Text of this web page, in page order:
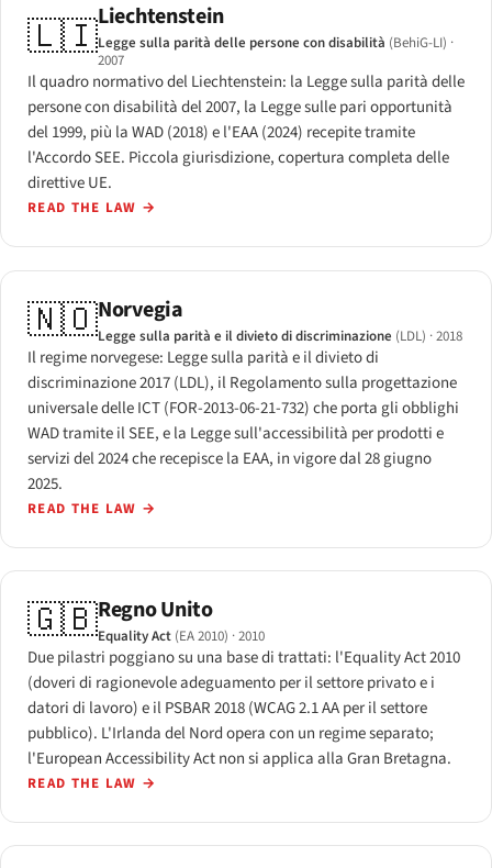
🇱🇮Liechtenstein
Legge sulla parità delle persone con disabilità (BehiG-LI) ·
2007
Il quadro normativo del Liechtenstein: la Legge sulla parità delle
persone con disabilità del 2007, la Legge sulle pari opportunità
del 1999, più la WAD (2018) e l'EAA (2024) recepite tramite
l'Accordo SEE. Piccola giurisdizione, copertura completa delle
direttive UE.
READ THE LAW →
🇳🇴Norvegia
Legge sulla parità e il divieto di discriminazione (LDL) · 2018
Il regime norvegese: Legge sulla parità e il divieto di
discriminazione 2017 (LDL), il Regolamento sulla progettazione
universale delle ICT (FOR-2013-06-21-732) che porta gli obblighi
WAD tramite il SEE, e la Legge sull'accessibilità per prodotti e
servizi del 2024 che recepisce la EAA, in vigore dal 28 giugno
2025.
READ THE LAW →
🇬🇧Regno Unito
Equality Act (EA 2010) · 2010
Due pilastri poggiano su una base di trattati: l'Equality Act 2010
(doveri di ragionevole adeguamento per il settore privato e i
datori di lavoro) e il PSBAR 2018 (WCAG 2.1 AA per il settore
pubblico). L'Irlanda del Nord opera con un regime separato;
l'European Accessibility Act non si applica alla Gran Bretagna.
READ THE LAW →